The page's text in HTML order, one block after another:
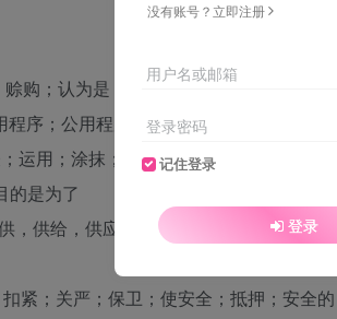
购；认为是；视为；account的第三人称
序；公用程序；多用途的；多效用的；多
运用；涂抹；敷用；施用；应用程序；勤奋
的是为了
供给，供应；弹性；伸展性；慷慨的；
紧；关严；保卫；使安全；抵押；安全
没有账号？立即注册
用户名或邮箱
登录密码
记住登录
登录